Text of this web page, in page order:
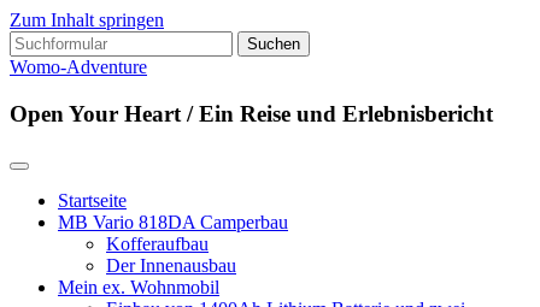
Zum Inhalt springen
Suchen
nach:
Womo-Adventure
Open Your Heart / Ein Reise und Erlebnisbericht
Startseite
MB Vario 818DA Camperbau
Kofferaufbau
Der Innenausbau
Mein ex. Wohnmobil